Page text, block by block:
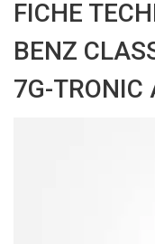
FICHE
BENZ
7G-TRONIC